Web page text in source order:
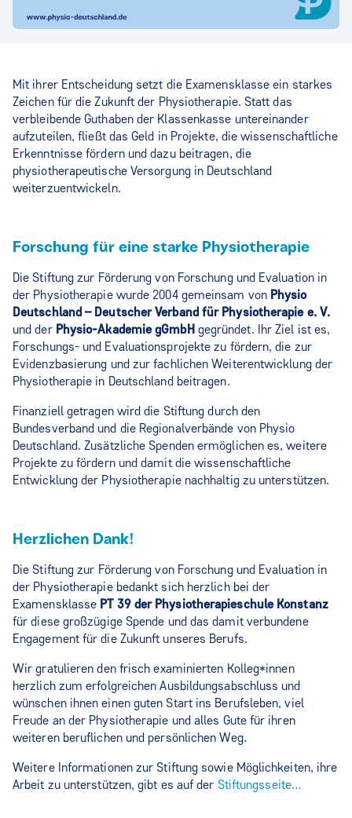
Mit ihrer Entscheidung setzt die Examensklasse ein starkes
Zeichen für die Zukunft der Physiotherapie. Statt das
verbleibende Guthaben der Klassenkasse untereinander
aufzuteilen, fließt das Geld in Projekte, die wissenschaftliche
Erkenntnisse fördern und dazu beitragen, die
physiotherapeutische Versorgung in Deutschland
weiterzuentwickeln.
Forschung für eine starke Physiotherapie
Die Stiftung zur Förderung von Forschung und Evaluation in
der Physiotherapie wurde 2004 gemeinsam von Physio
Deutschland – Deutscher Verband für Physiotherapie e. V.
und der Physio-Akademie gGmbHgegründet. Ihr Ziel ist es,
Forschungs- und Evaluationsprojekte zu fördern, die zur
Evidenzbasierung und zur fachlichen Weiterentwicklung der
Physiotherapie in Deutschland beitragen.
Finanziell getragen wird die Stiftung durch den
Bundesverband und die Regionalverbände von Physio
Deutschland. Zusätzliche Spenden ermöglichen es, weitere
Projekte zu fördern und damit die wissenschaftliche
Entwicklung der Physiotherapie nachhaltig zu unterstützen.
Herzlichen Dank!
Die Stiftung zur Förderung von Forschung und Evaluation in
der Physiotherapie bedankt sich herzlich bei der
Examensklasse PT 39 der Physiotherapieschule Konstanz
für diese großzügige Spende und das damit verbundene
Engagement für die Zukunft unseres Berufs.
Wir gratulieren den frisch examinierten Kolleg*innen
herzlich zum erfolgreichen Ausbildungsabschluss und
wünschen ihnen einen guten Start ins Berufsleben, viel
Freude an der Physiotherapie und alles Gute für ihren
weiteren beruflichen und persönlichen Weg.
Weitere Informationen zur Stiftung sowie Möglichkeiten, ihre
Arbeit zu unterstützen, gibt es auf der Stiftungsseite…